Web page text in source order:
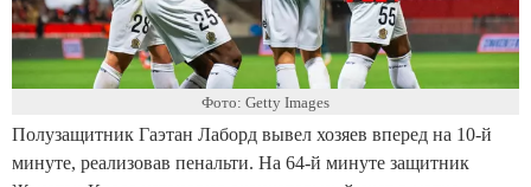
Фото: Getty Images
Полузащитник Гаэтан Лаборд вывел хозяев вперед на 10-й
минуте, реализовав пенальти. На 64-й минуте защитник